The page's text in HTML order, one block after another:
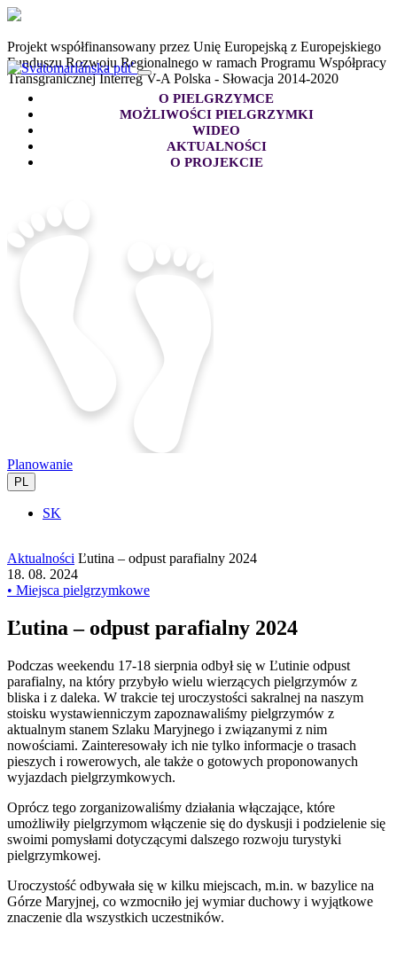
Projekt współfinansowany przez Unię Europejską z Europejskiego
Funduszu Rozwoju Regionalnego w ramach Programu Współpracy
Transgranicznej Interreg V-A Polska - Słowacja 2014-2020
O PIELGRZYMCE
MOŻLIWOŚCI PIELGRZYMKI
WIDEO
AKTUALNOŚCI
O PROJEKCIE
Planowanie
PL
SK
Aktualności Ľutina – odpust parafialny 2024
18. 08. 2024
• Miejsca pielgrzymkowe
Ľutina – odpust parafialny 2024
Podczas weekendu 17-18 sierpnia odbył się w Ľutinie odpust
parafialny, na który przybyło wielu wierzących pielgrzymów z
bliska i z daleka. W trakcie tej uroczystości sakralnej na naszym
stoisku wystawienniczym zapoznawaliśmy pielgrzymów z
aktualnym stanem Szlaku Maryjnego i związanymi z nim
nowościami. Zainteresowały ich nie tylko informacje o trasach
pieszych i rowerowych, ale także o gotowych proponowanych
wyjazdach pielgrzymkowych.
Oprócz tego zorganizowaliśmy działania włączające, które
umożliwiły pielgrzymom włączenie się do dyskusji i podzielenie się
swoimi pomysłami dotyczącymi dalszego rozwoju turystyki
pielgrzymkowej.
Uroczystość odbywała się w kilku miejscach, m.in. w bazylice na
Górze Maryjnej, co wzmocniło jej wymiar duchowy i wyjątkowe
znaczenie dla wszystkich uczestników.